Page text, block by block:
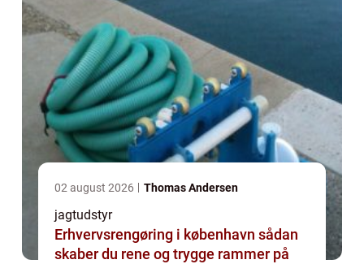
02 august 2026 Thomas Andersen
jagtudstyr
Erhvervsrengøring i københavn sådan
skaber du rene og trygge rammer på